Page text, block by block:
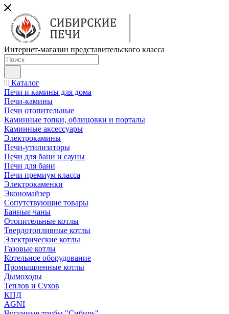
Интернет-магазин представительского класса
Каталог
Печи и камины для дома
Печи-камины
Печи отопительные
Каминные топки, облицовки и порталы
Каминные аксессуары
Электрокамины
Печи-утилизаторы
Печи для бани и сауны
Печи для бани
Печи премиум класса
Электрокаменки
Экономайзер
Сопутствующие товары
Банные чаны
Отопительные котлы
Твердотопливные котлы
Электрические котлы
Газовые котлы
Котельное оборудование
Промышленные котлы
Дымоходы
Теплов и Сухов
КПД
AGNI